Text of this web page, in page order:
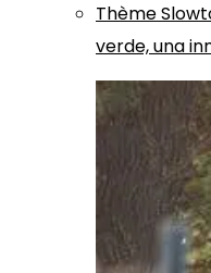
Thème
verde, una